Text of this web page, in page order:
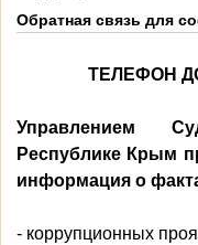
Обратная связь для
ТЕЛЕФОН
Управлением
Республике Крым
информация о
- коррупционных